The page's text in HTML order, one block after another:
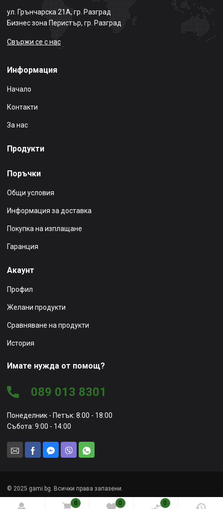
0 0 0
ул. Грънчарска 21А, гр. Разград
Бизнес зона Перистър, гр. Разград
Свържи се с нас
Информация
Начало
Контакти
За нас
Продукти
Поръчки
Общи условия
Информация за доставка
Покупка на изплащане
Гаранция
Акаунт
Профил
Желани продукти
Сравняване на продукти
История
Имате нужда от помощ?
089 013 8301
Понеделник - Петък: 8:00 - 18:00
Събота: 9:00 - 14:00
© 2025 gami.bg. Всички права запазени.
Уеб сайт от Marketing Vision